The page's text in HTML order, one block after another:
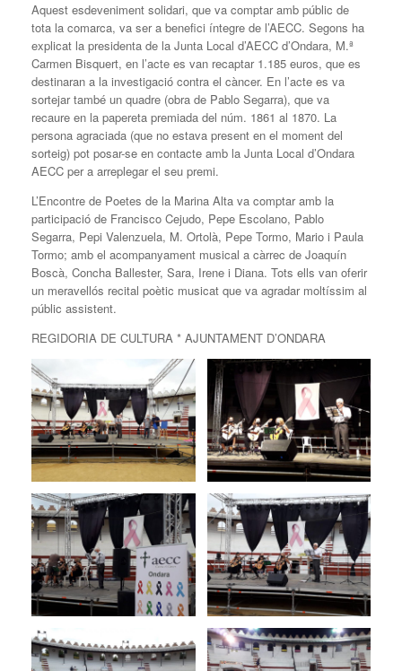
Aquest esdeveniment solidari, que va comptar amb públic de
tota la comarca, va ser a benefici íntegre de l’AECC. Segons ha
explicat la presidenta de la Junta Local d’AECC d’Ondara, M.ª
Carmen Bisquert, en l’acte es van recaptar 1.185 euros, que es
destinaran a la investigació contra el càncer. En l’acte es va
sortejar també un quadre (obra de Pablo Segarra), que va
recaure en la papereta premiada del núm. 1861 al 1870. La
persona agraciada (que no estava present en el moment del
sorteig) pot posar-se en contacte amb la Junta Local d’Ondara
AECC per a arreplegar el seu premi.
L’Encontre de Poetes de la Marina Alta va comptar amb la
participació de Francisco Cejudo, Pepe Escolano, Pablo
Segarra, Pepi Valenzuela, M. Ortolà, Pepe Tormo, Mario i Paula
Tormo; amb el acompanyament musical a càrrec de Joaquín
Boscà, Concha Ballester, Sara, Irene i Diana. Tots ells van oferir
un meravellós recital poètic musicat que va agradar moltíssim al
públic assistent.
REGIDORIA DE CULTURA * AJUNTAMENT D’ONDARA